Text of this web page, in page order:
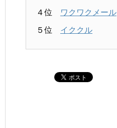
４位 ワクワクメール
５位 イククル